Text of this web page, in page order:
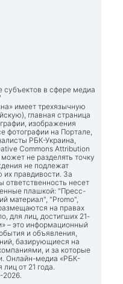
субъектов в сфере медиа
имеет трехязычную
главная страница
изображения
фотографии на Портале,
РБК-Украина,
Commons Attribution
не разделять точку
не подлежат
правдивости. За
несет
плашкой: "Пресс-
материал", "Promo",
на правах
для лиц, достигших 21-
– это информационный
и объявления,
базирующиеся на
и за которые
Онлайн-медиа «РБК-
от 21 года.